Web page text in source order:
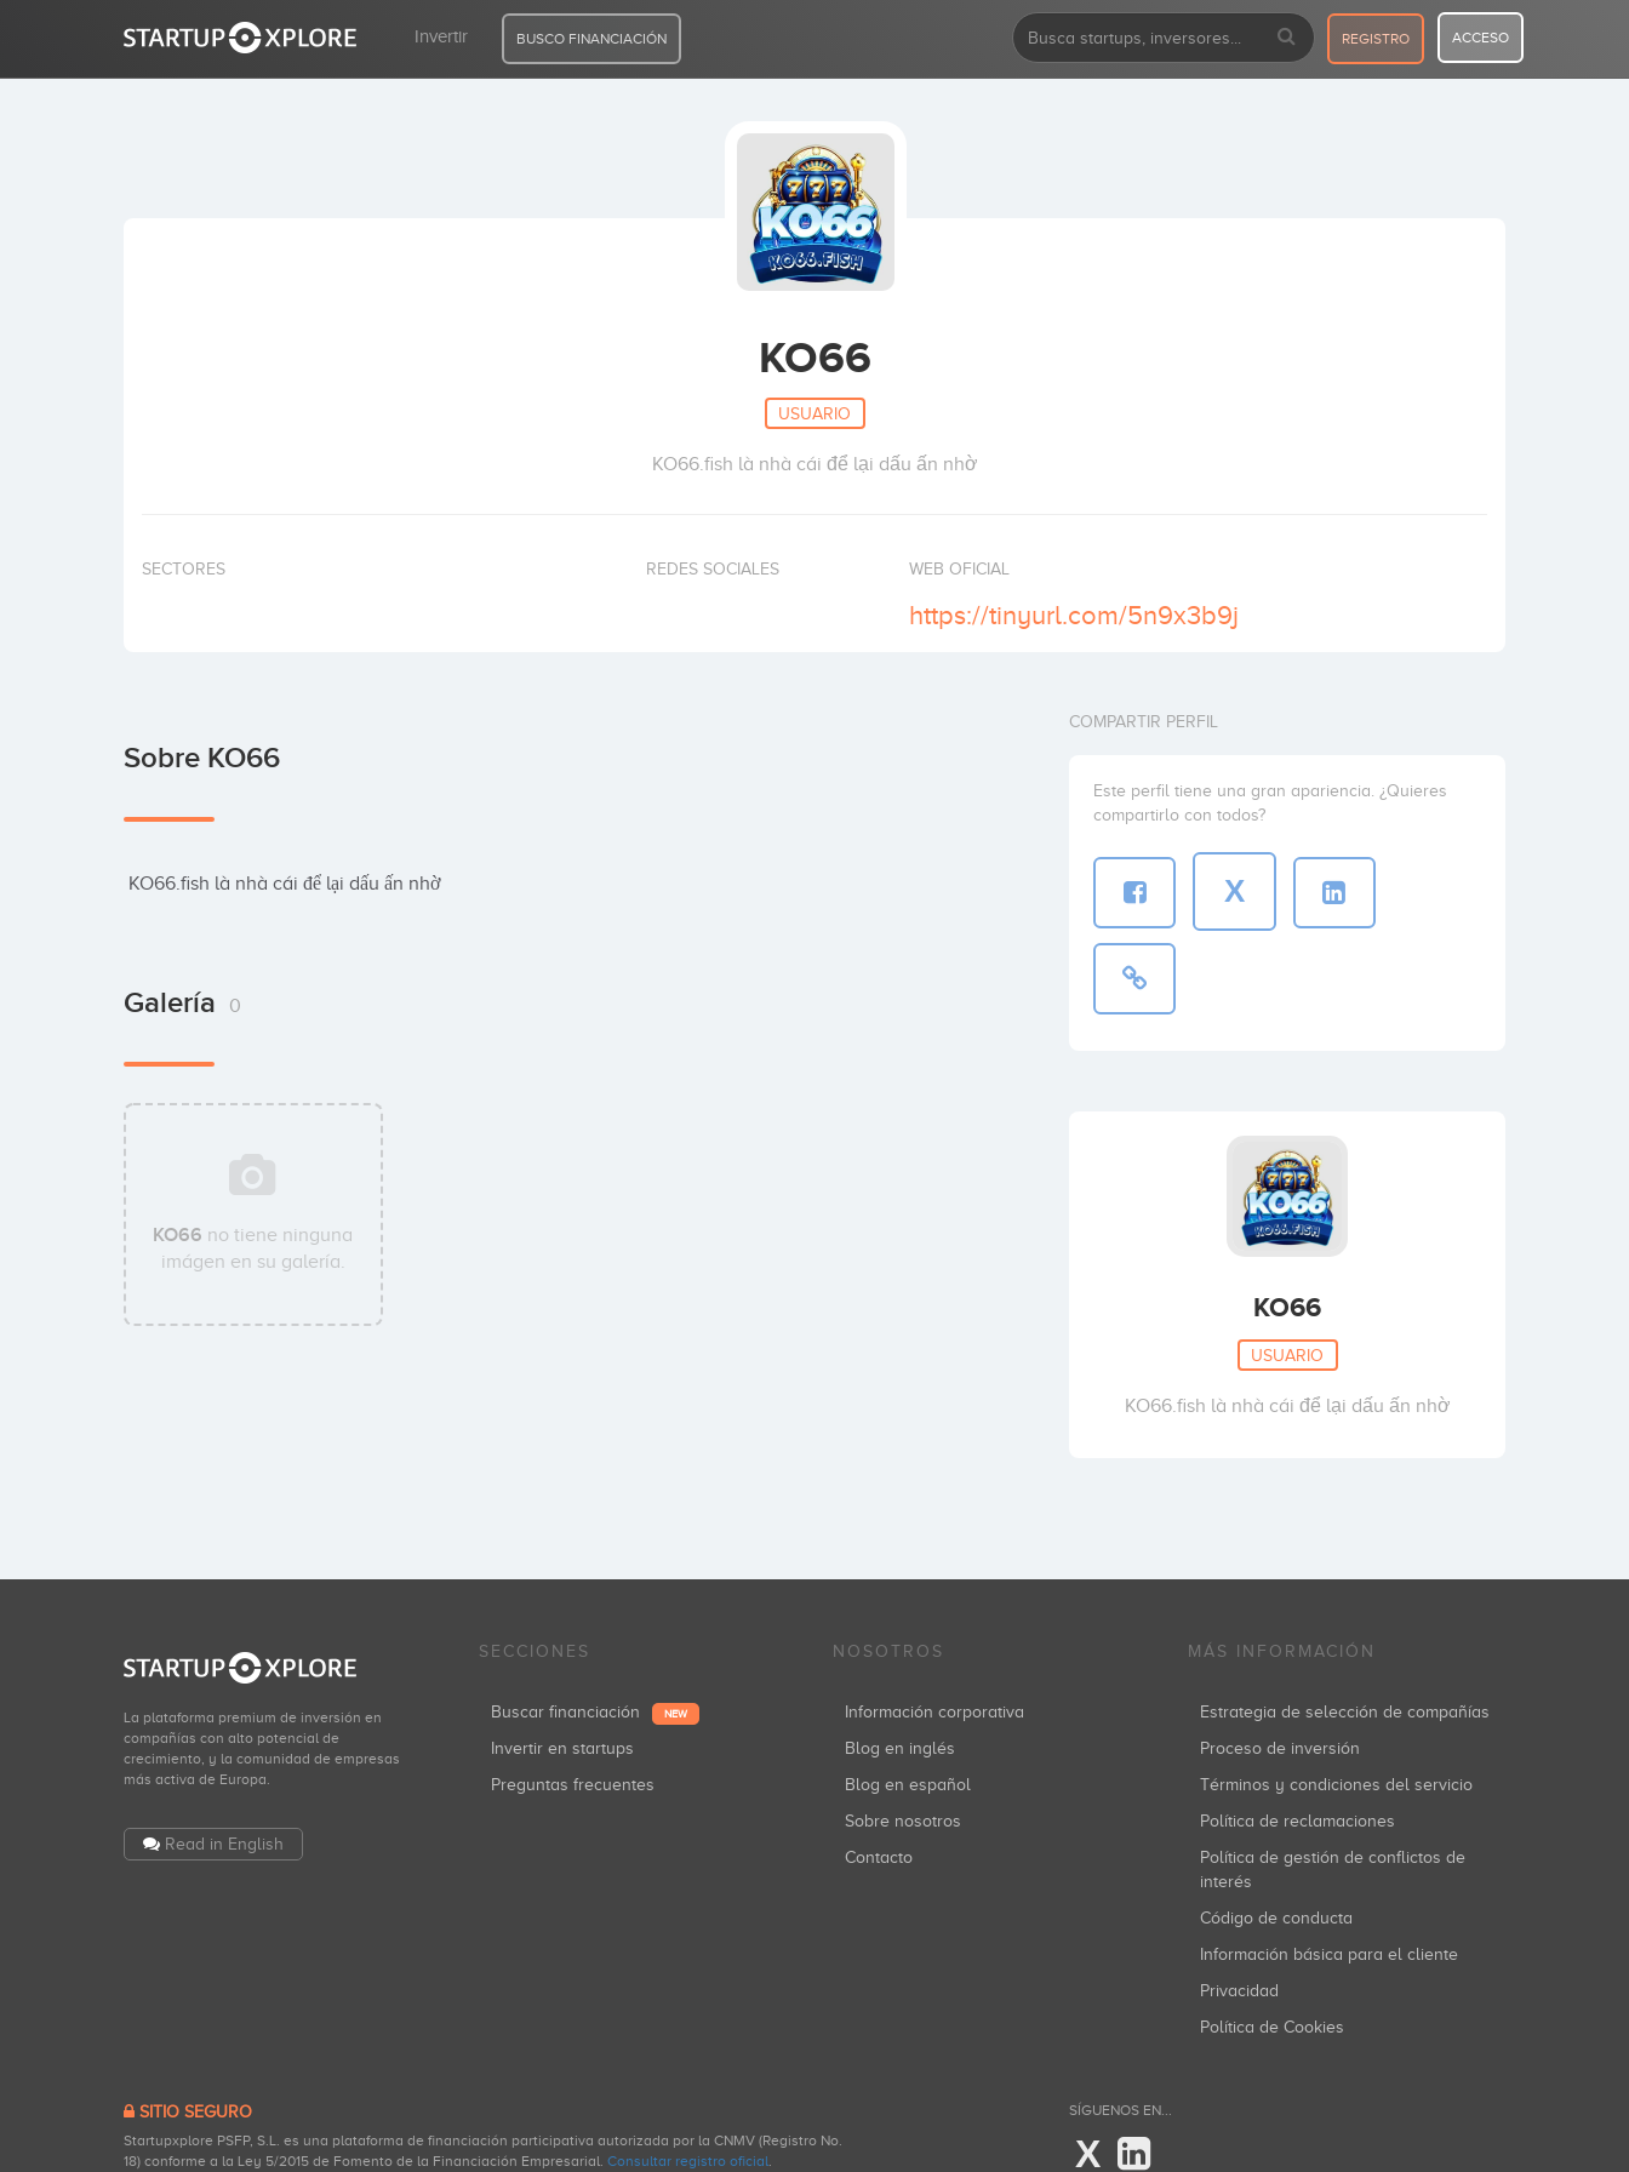
Invertir BUSCO FINANCIACIÓN REGISTRO ACCESO
KO66
USUARIO
KO66.fish là nhà cái để lại dấu ấn nhờ
SECTORES REDES SOCIALES WEB OFICIAL
https://tinyurl.com/5n9x3b9j
Sobre KO66
KO66.fish là nhà cái để lại dấu ấn nhờ
Galería 0
KO66 no tiene ninguna
imágen en su galería.
COMPARTIR PERFIL
Este perfil tiene una gran apariencia. ¿Quieres
compartirlo con todos?
X
KO66
USUARIO
KO66.fish là nhà cái để lại dấu ấn nhờ
La plataforma premium de inversión en
compañías con alto potencial de
crecimiento, y la comunidad de empresas
más activa de Europa.
Read in English
SECCIONES
Buscar financiación NEW
Invertir en startups
Preguntas frecuentes
NOSOTROS
Información corporativa
Blog en inglés
Blog en español
Sobre nosotros
Contacto
MÁS INFORMACIÓN
Estrategia de selección de compañías
Proceso de inversión
Términos y condiciones del servicio
Política de reclamaciones
Política de gestión de conflictos de
interés
Código de conducta
Información básica para el cliente
Privacidad
Política de Cookies
SITIO SEGURO
Startupxplore PSFP, S.L. es una plataforma de financiación participativa autorizada por la CNMV (Registro No.
18) conforme a la Ley 5/2015 de Fomento de la Financiación Empresarial. Consultar registro oficial.
SÍGUENOS EN...
X